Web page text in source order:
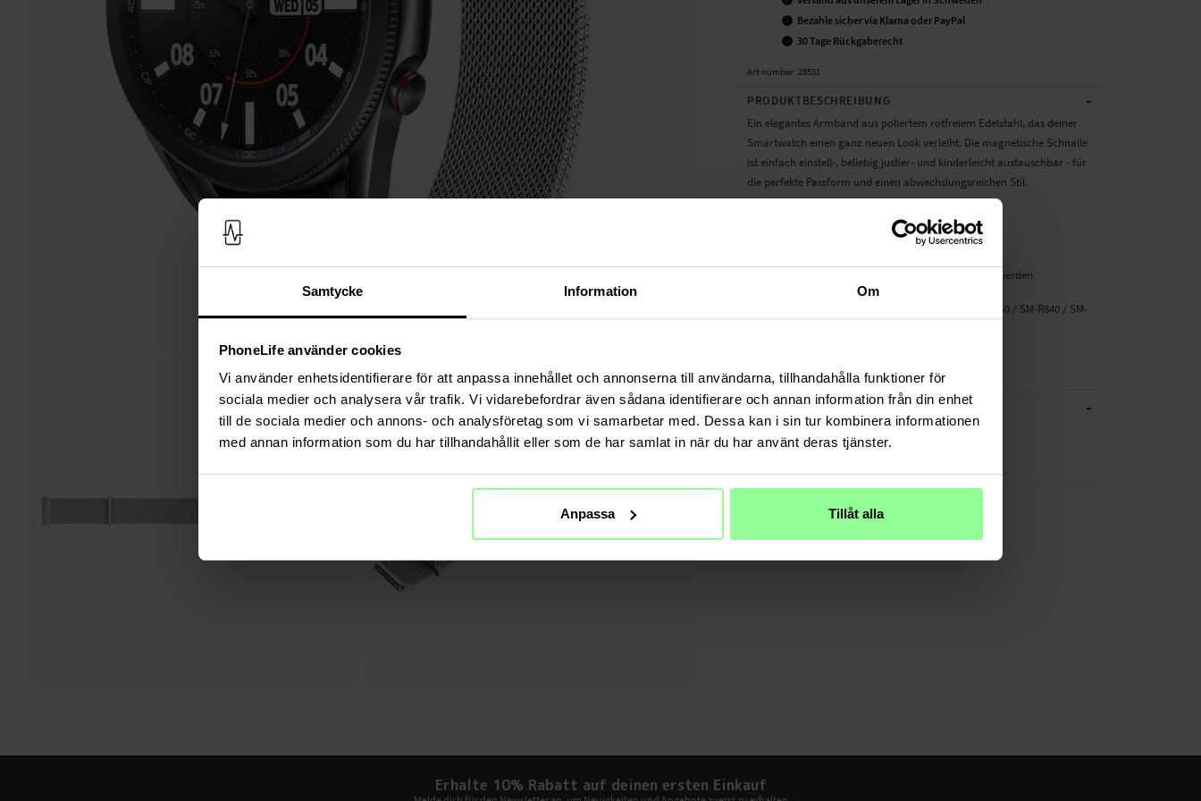
Samtycke Information Om
PhoneLife använder cookies
Vi använder enhetsidentifierare för att anpassa innehållet och annonserna till användarna, tillhandahålla funktioner för
sociala medier och analysera vår trafik. Vi vidarebefordrar även sådana identifierare och annan information från din enhet
till de sociala medier och annons- och analysföretag som vi samarbetar med. Dessa kan i sin tur kombinera informationen
med annan information som du har tillhandahållit eller som de har samlat in när du har använt deras tjänster.
Anpassa Tillåt alla
Bezahle sicher via Klarna oder PayPal
30 Tage Rückgaberecht
Art number: 28531
PRODUKTBESCHREIBUNG -
Ein elegantes Armband aus poliertem rotfreiem Edelstahl, das deiner
Smartwatch einen ganz neuen Look verleiht. Die magnetische Schnalle
ist einfach einstell-, beliebig justier- und kinderleicht austauschbar - für
die perfekte Passform und einen abwechslungsreichen Stil.
- Perfekte Passform dank magnetischer Befestigung
- Armband kann in verschiedenen Farben erworben werden
Geeignet für: Samsung Galaxy Watch 3 45mm SM-R850 / SM-R840 / SM-
Länge: Zwischen 115...
TECHNISCHE DATEN -
Erhalte 10% Rabatt auf deinen ersten Einkauf